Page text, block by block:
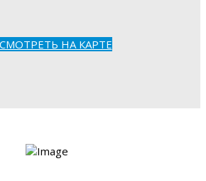
НА КАРТЕ